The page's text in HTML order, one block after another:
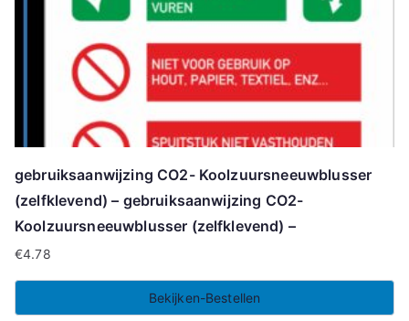
gebruiksaanwijzing CO2- Koolzuursneeuwblusser
(zelfklevend) – gebruiksaanwijzing CO2-
Koolzuursneeuwblusser (zelfklevend) –
€4.78
Bekijken-Bestellen